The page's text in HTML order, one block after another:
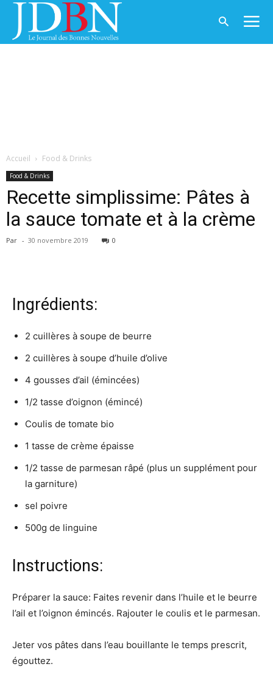
Accueil Food & Drinks
Food & Drinks
Recette simplissime: Pâtes à
la sauce tomate et à la crème
Par - 30 novembre 2019 0
Ingrédients:
2 cuillères à soupe de beurre
2 cuillères à soupe d’huile d’olive
4 gousses d’ail (émincées)
1/2 tasse d’oignon (émincé)
Coulis de tomate bio
1 tasse de crème épaisse
1/2 tasse de parmesan râpé (plus un supplément pour
la garniture)
sel poivre
500g de linguine
Instructions:
Préparer la sauce: Faites revenir dans l’huile et le beurre
l’ail et l’oignon émincés. Rajouter le coulis et le parmesan.
Jeter vos pâtes dans l’eau bouillante le temps prescrit,
égouttez.